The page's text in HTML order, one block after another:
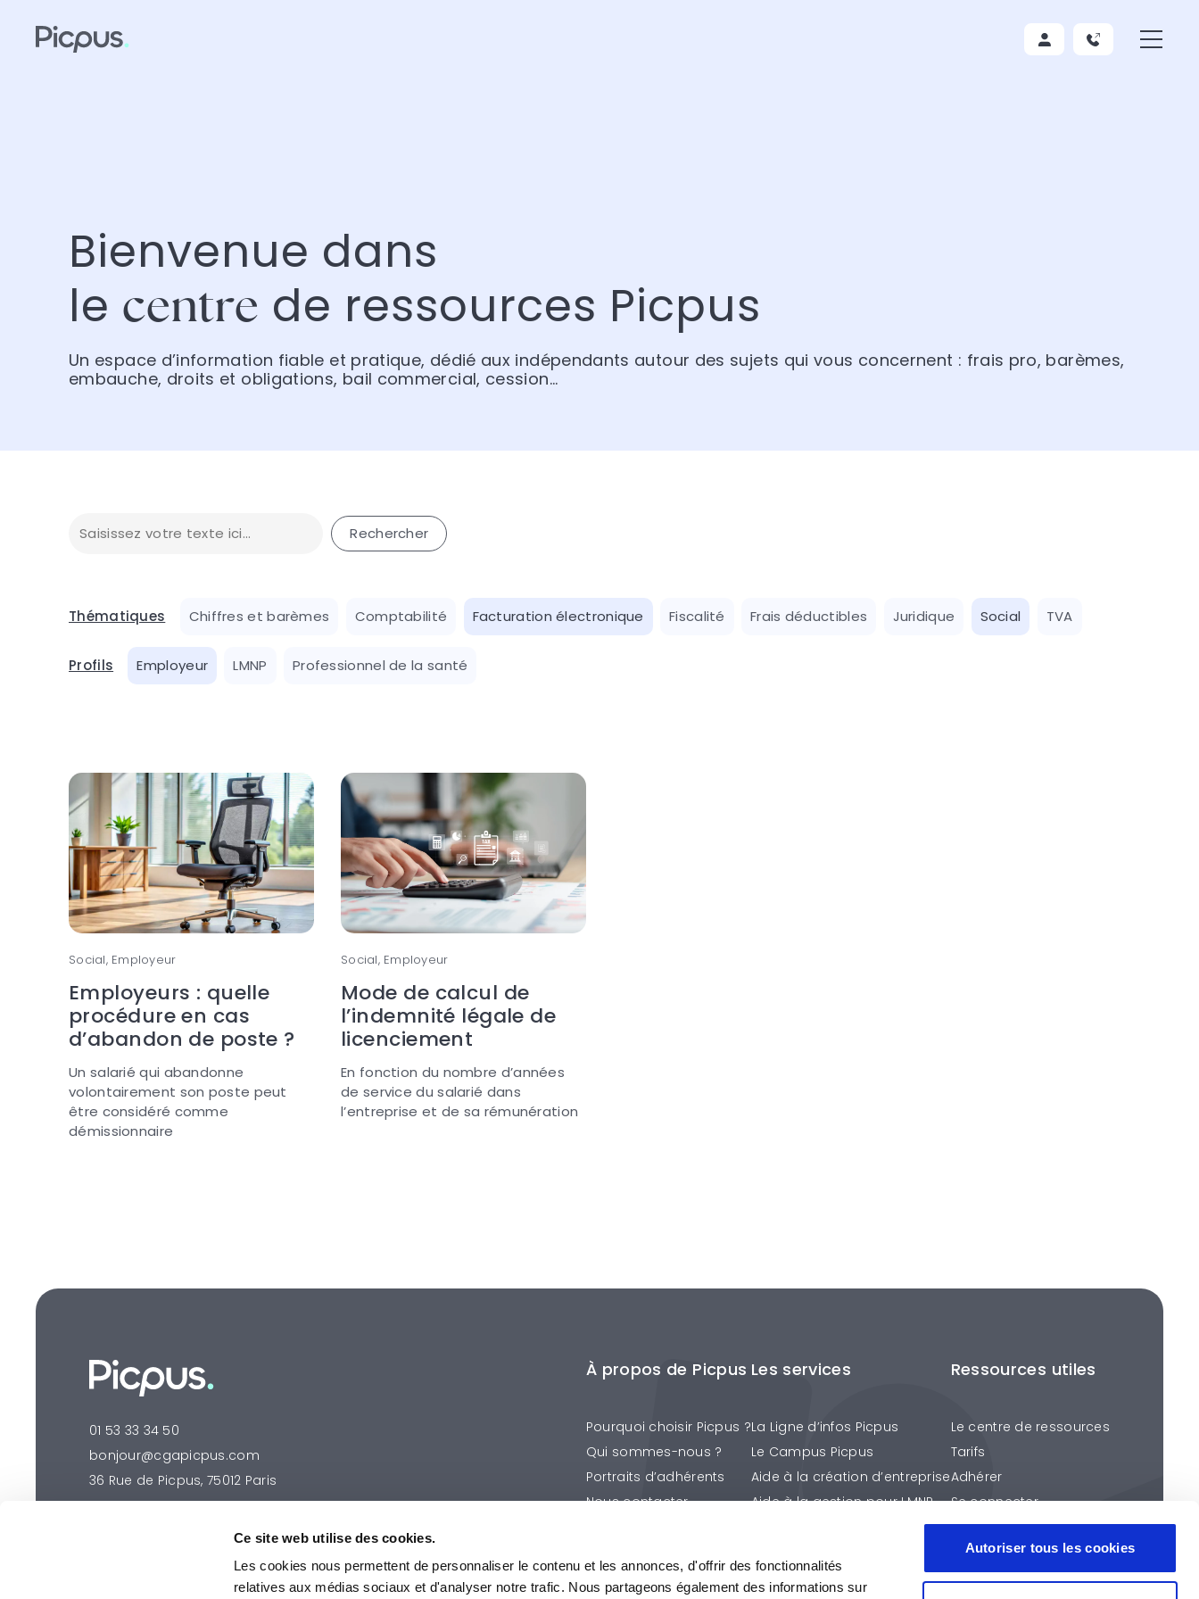
Ce site web utilise des cookies.
Les cookies nous permettent de personnaliser le contenu et les annonces, d'offrir des fonctionnalités
relatives aux médias sociaux et d'analyser notre trafic. Nous partageons également des informations sur
Autoriser tous les cookies
Bienvenue dans
le centre de ressources Picpus
Un espace d’information fiable et pratique, dédié aux indépendants autour des sujets qui vous concernent : frais pro, barèmes,
embauche, droits et obligations, bail commercial, cession…
Thématiques Chiffres et barèmes Comptabilité Facturation électronique Fiscalité Frais déductibles Juridique Social TVA
Profils Employeur LMNP Professionnel de la santé
Social, Employeur
Employeurs : quelle
procédure en cas
d’abandon de poste ?
Un salarié qui abandonne
volontairement son poste peut
être considéré comme
démissionnaire
Social, Employeur
Mode de calcul de
l’indemnité légale de
licenciement
En fonction du nombre d’années
de service du salarié dans
l’entreprise et de sa rémunération
01 53 33 34 50
bonjour@cgapicpus.com
36 Rue de Picpus, 75012 Paris
À propos de Picpus
Pourquoi choisir Picpus ?
Qui sommes-nous ?
Portraits d’adhérents
Nous contacter
Les services
La Ligne d’infos Picpus
Le Campus Picpus
Aide à la création d’entreprise
Aide à la gestion pour LMNP
Ressources utiles
Le centre de ressources
Tarifs
Adhérer
Se connecter